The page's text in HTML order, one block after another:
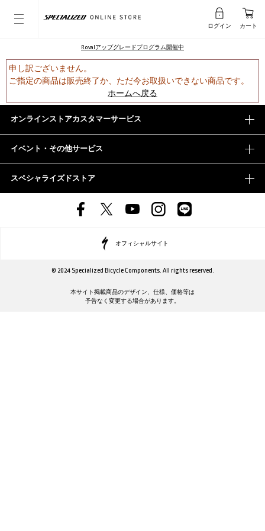
ログイン カート
Rovalアップグレードプログラム開催中
申し訳ございません。
ご指定の商品は販売終了か、ただ今お取扱いできない商品です。
ホームへ戻る
オンラインストアカスタマーサービス
イベント・その他サービス
スペシャライズドストア
オフィシャルサイト
© 2024 Specialized Bicycle Components. All rights reserved.
本サイト掲載商品のデザイン、仕様、価格等は
予告なく変更する場合があります。